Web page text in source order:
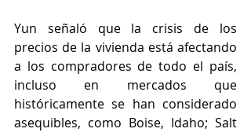
Yun señaló que la crisis de los
precios de la vivienda está afectando
a los compradores de todo el país,
incluso en mercados que
históricamente se han considerado
asequibles, como Boise, Idaho; Salt